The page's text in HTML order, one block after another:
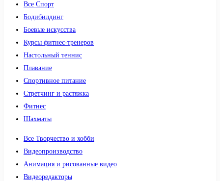
Все Спорт
Бодибилдинг
Боевые искусства
Курсы фитнес-тренеров
Настольный теннис
Плавание
Спортивное питание
Стретчинг и растяжка
Фитнес
Шахматы
Все Творчество и хобби
Видеопроизводство
Анимация и рисованные видео
Видеоредакторы